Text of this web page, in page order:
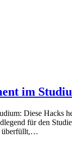
im
Diese Hacks
für den
überfüllt,…